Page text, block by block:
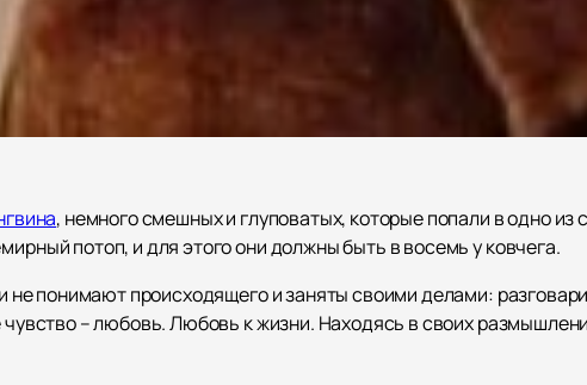
, немного смешных и глуповатых, которые попали в одно
потоп, и для этого они должны быть в восемь у ковчега.
не понимают происходящего и заняты своими делами:
– любовь. Любовь к жизни. Находясь в своих